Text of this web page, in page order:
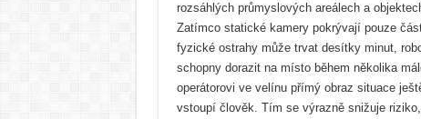
rozsáhlých průmyslových areálech a
Zatímco statické kamery pokrývají pouze
fyzické ostrahy může trvat desítky minut,
schopny dorazit na místo během několika
operátorovi ve velínu přímý obraz situace
vstoupí člověk. Tím se výrazně snižuje